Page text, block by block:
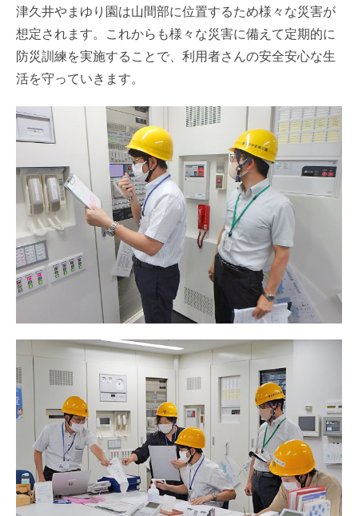
津久井やまゆり園は山間部に位置するため様々な災害が
想定されます。これからも様々な災害に備えて定期的に
防災訓練を実施することで、利用者さんの安全安心な生
活を守っていきます。